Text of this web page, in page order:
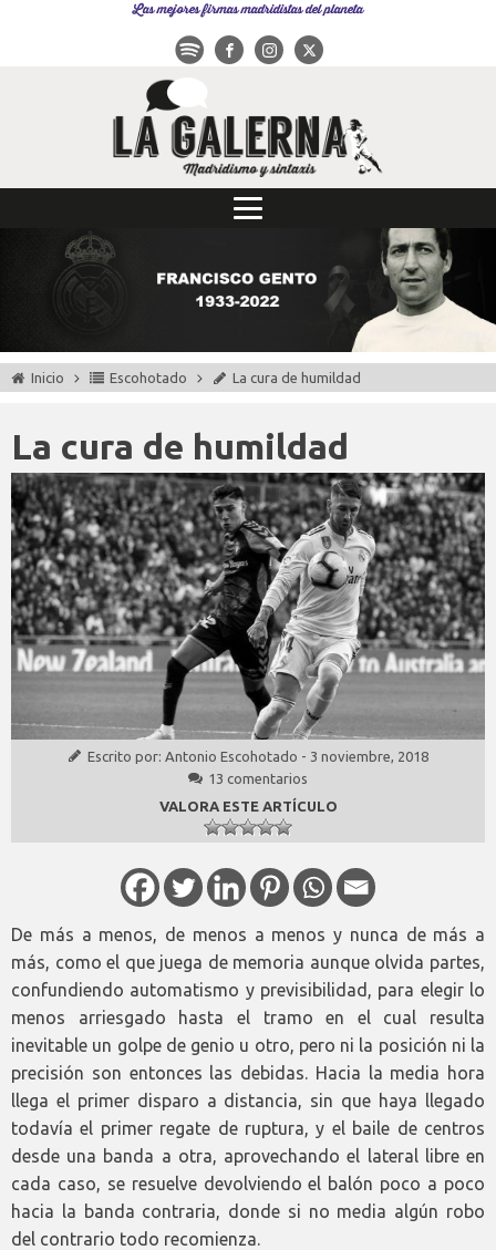
Las mejores firmas madridistas del planeta
Inicio Escohotado La cura de humildad
La cura de humildad
Escrito por: Antonio Escohotado - 3 noviembre, 2018
13 comentarios
VALORA ESTE ARTÍCULO
De más a menos, de menos a menos y nunca de más a
más, como el que juega de memoria aunque olvida partes,
confundiendo automatismo y previsibilidad, para elegir lo
menos arriesgado hasta el tramo en el cual resulta
inevitable un golpe de genio u otro, pero ni la posición ni la
precisión son entonces las debidas. Hacia la media hora
llega el primer disparo a distancia, sin que haya llegado
todavía el primer regate de ruptura, y el baile de centros
desde una banda a otra, aprovechando el lateral libre en
cada caso, se resuelve devolviendo el balón poco a poco
hacia la banda contraria, donde si no media algún robo
del contrario todo recomienza.